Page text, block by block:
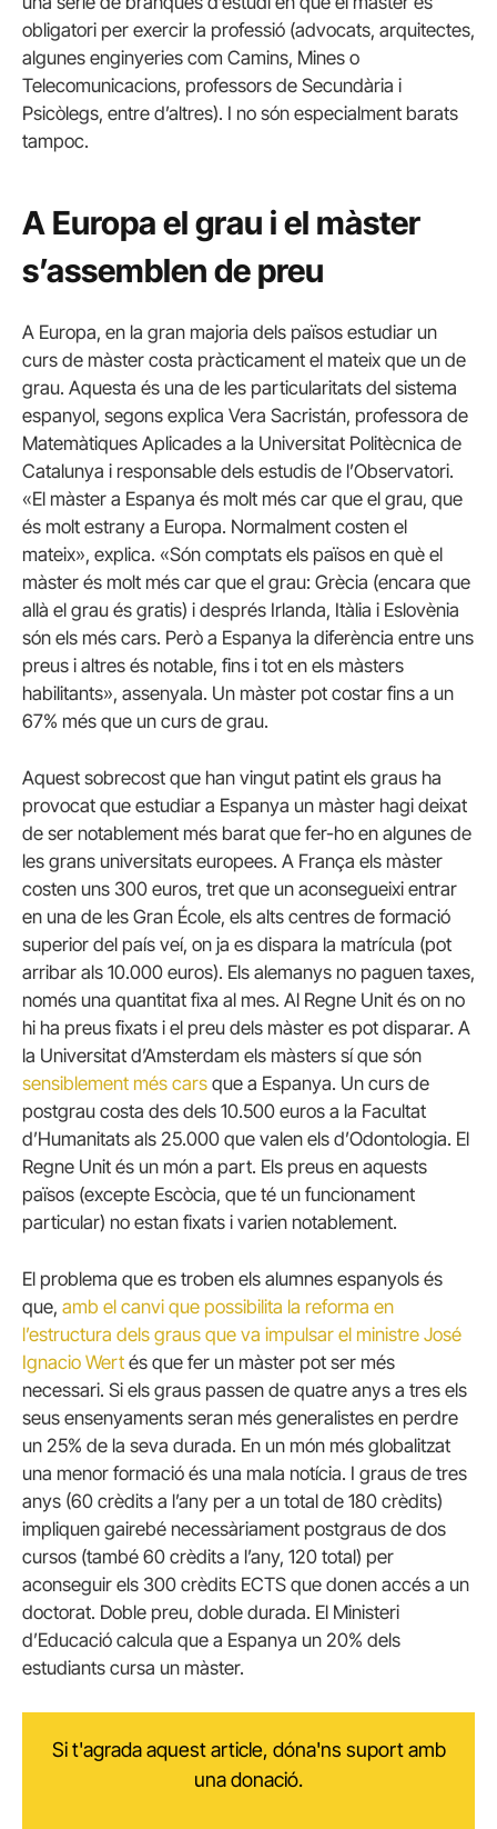
obligatori per exercir la professió (advocats, arquitectes,
algunes enginyeries com Camins, Mines o
Telecomunicacions, professors de Secundària i
Psicòlegs, entre d’altres). I no són especialment barats
tampoc.
A Europa el grau i el màster
s’assemblen de preu
A Europa, en la gran majoria dels països estudiar un
curs de màster costa pràcticament el mateix que un de
grau. Aquesta és una de les particularitats del sistema
espanyol, segons explica Vera Sacristán, professora de
Matemàtiques Aplicades a la Universitat Politècnica de
Catalunya i responsable dels estudis de l’Observatori.
«El màster a Espanya és molt més car que el grau, que
és molt estrany a Europa. Normalment costen el
mateix», explica. «Són comptats els països en què el
màster és molt més car que el grau: Grècia (encara que
allà el grau és gratis) i després Irlanda, Itàlia i Eslovènia
són els més cars. Però a Espanya la diferència entre uns
preus i altres és notable, fins i tot en els màsters
habilitants», assenyala. Un màster pot costar fins a un
67% més que un curs de grau.
Aquest sobrecost que han vingut patint els graus ha
provocat que estudiar a Espanya un màster hagi deixat
de ser notablement més barat que fer-ho en algunes de
les grans universitats europees. A França els màster
costen uns 300 euros, tret que un aconsegueixi entrar
en una de les Gran École, els alts centres de formació
superior del país veí, on ja es dispara la matrícula (pot
arribar als 10.000 euros). Els alemanys no paguen taxes,
només una quantitat fixa al mes. Al Regne Unit és on no
hi ha preus fixats i el preu dels màster es pot disparar. A
la Universitat d’Amsterdam els màsters sí que són
sensiblement més cars que a Espanya. Un curs de
postgrau costa des dels 10.500 euros a la Facultat
d’Humanitats als 25.000 que valen els d’Odontologia. El
Regne Unit és un món a part. Els preus en aquests
països (excepte Escòcia, que té un funcionament
particular) no estan fixats i varien notablement.
El problema que es troben els alumnes espanyols és
que, amb el canvi que possibilita la reforma en
l’estructura dels graus que va impulsar el ministre José
Ignacio Wert és que fer un màster pot ser més
necessari. Si els graus passen de quatre anys a tres els
seus ensenyaments seran més generalistes en perdre
un 25% de la seva durada. En un món més globalitzat
una menor formació és una mala notícia. I graus de tres
anys (60 crèdits a l’any per a un total de 180 crèdits)
impliquen gairebé necessàriament postgraus de dos
cursos (també 60 crèdits a l’any, 120 total) per
aconseguir els 300 crèdits ECTS que donen accés a un
doctorat. Doble preu, doble durada. El Ministeri
d’Educació calcula que a Espanya un 20% dels
estudiants cursa un màster.
Si t'agrada aquest article, dóna'ns suport amb
una donació.